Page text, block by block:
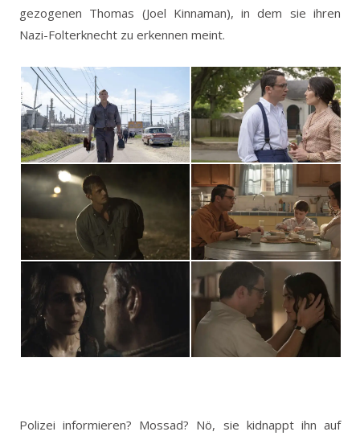
gezogenen Thomas (Joel Kinnaman), in dem sie ihren
Nazi-Folterknecht zu erkennen meint.
Polizei informieren? Mossad? Nö, sie kidnappt ihn auf